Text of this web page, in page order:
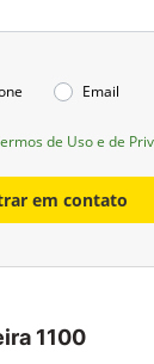
Email
de Uso e de
em contato
1100